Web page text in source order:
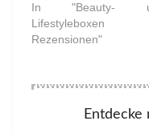
In "Beauty-
Lifestyleboxen
Rezensionen"
Entdecke